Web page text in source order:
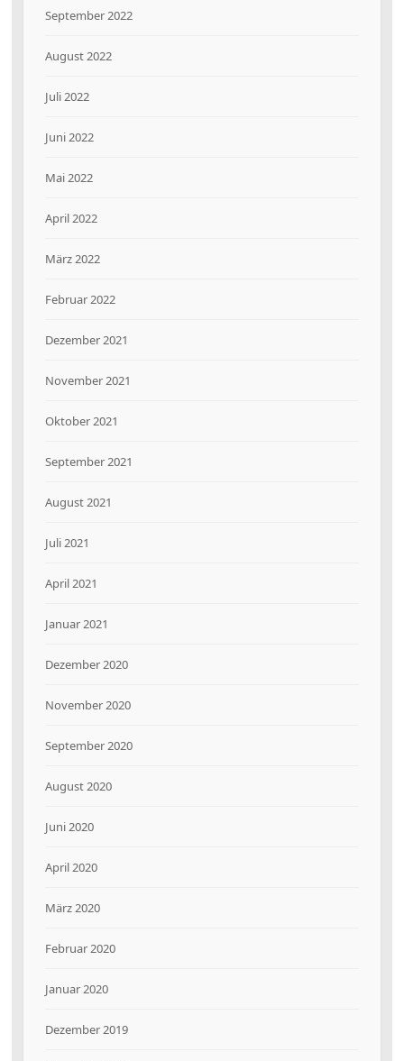
September 2022
August 2022
Juli 2022
Juni 2022
Mai 2022
April 2022
März 2022
Februar 2022
Dezember 2021
November 2021
Oktober 2021
September 2021
August 2021
Juli 2021
April 2021
Januar 2021
Dezember 2020
November 2020
September 2020
August 2020
Juni 2020
April 2020
März 2020
Februar 2020
Januar 2020
Dezember 2019